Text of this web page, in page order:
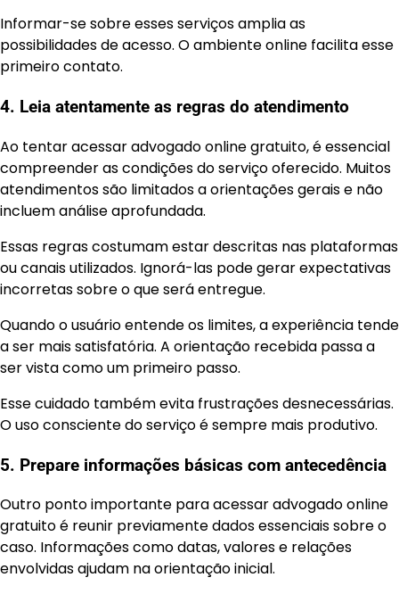
Informar-se sobre esses serviços amplia as
possibilidades de acesso. O ambiente online facilita esse
primeiro contato.
4. Leia atentamente as regras do atendimento
Ao tentar acessar advogado online gratuito, é essencial
compreender as condições do serviço oferecido. Muitos
atendimentos são limitados a orientações gerais e não
incluem análise aprofundada.
Essas regras costumam estar descritas nas plataformas
ou canais utilizados. Ignorá-las pode gerar expectativas
incorretas sobre o que será entregue.
Quando o usuário entende os limites, a experiência tende
a ser mais satisfatória. A orientação recebida passa a
ser vista como um primeiro passo.
Esse cuidado também evita frustrações desnecessárias.
O uso consciente do serviço é sempre mais produtivo.
5. Prepare informações básicas com antecedência
Outro ponto importante para acessar advogado online
gratuito é reunir previamente dados essenciais sobre o
caso. Informações como datas, valores e relações
envolvidas ajudam na orientação inicial.